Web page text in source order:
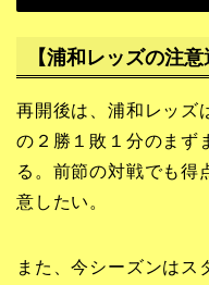
【浦和レッズの注意
再開後は、浦和レッズ
の２勝１敗１分のまず
る。前節の対戦でも得
意したい。
また、今シーズンはス